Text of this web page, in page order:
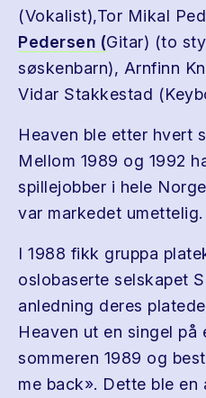
(Vokalist),Tor Mikal
Pedersen (Gitar) (to
søskenbarn), Arnfinn
Vidar Stakkestad
Heaven ble etter hvert
Mellom 1989 og 1992
spillejobber i hele
var markedet umettelig.
I 1988 fikk gruppa
oslobaserte selskapet
anledning deres
Heaven ut en singel på
sommeren 1989 og
me back». Dette ble en